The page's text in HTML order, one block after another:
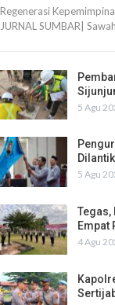
Regenerasi
JURNAL SUMBAR|
5 Agu
Dilantik
5 Agu
Tegas,
Empat
4 Agu